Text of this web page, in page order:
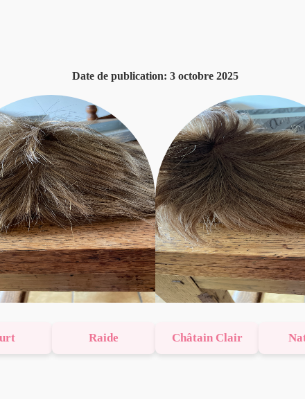
Date de publication: 3 octobre 2025
Raide Châtain Clair